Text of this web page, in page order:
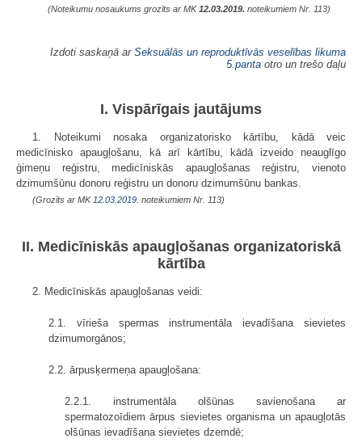
(Noteikumu nosaukums grozīts ar MK12.03.2019. noteikumiem Nr. 113)
Izdoti saskaņā ar Seksuālās un reproduktīvās veselības likuma
5.panta otro un trešo daļu
I. Vispārīgais jautājums
1. Noteikumi nosaka organizatorisko kārtību, kādā veic
medicīnisko apaugļošanu, kā arī kārtību, kādā izveido neauglīgo
ģimeņu reģistru, medicīniskās apaugļošanas reģistru, vienoto
dzimumšūnu donoru reģistru un donoru dzimumšūnu bankas.
(Grozīts ar MK 12.03.2019. noteikumiem Nr. 113)
II. Medicīniskās apaugļošanas organizatoriskā
kārtība
2. Medicīniskās apaugļošanas veidi:
2.1. vīrieša spermas instrumentāla ievadīšana sievietes
dzimumorgānos;
2.2. ārpusķermeņa apaugļošana:
2.2.1. instrumentāla olšūnas savienošana ar
spermatozoīdiem ārpus sievietes organisma un apaugļotās
olšūnas ievadīšana sievietes dzemdē;